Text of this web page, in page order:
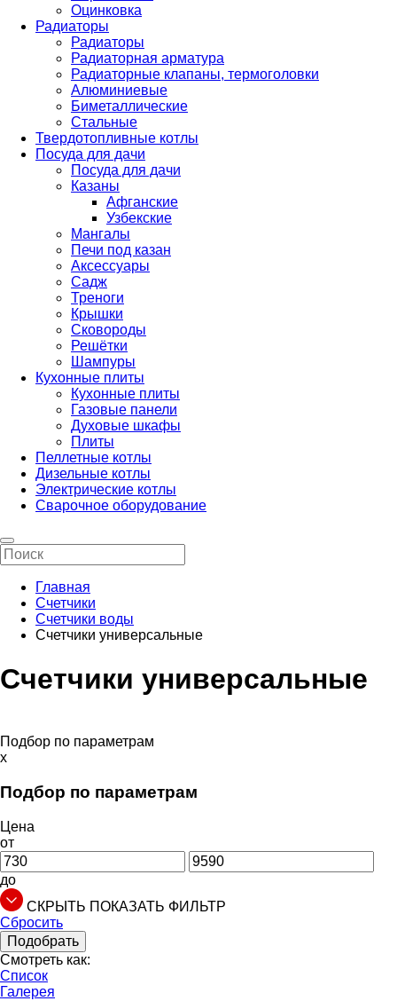
Оцинковка
Радиаторы
Радиаторы
Радиаторная арматура
Радиаторные клапаны, термоголовки
Алюминиевые
Биметаллические
Стальные
Твердотопливные котлы
Посуда для дачи
Посуда для дачи
Казаны
Афганские
Узбекские
Мангалы
Печи под казан
Аксессуары
Садж
Треноги
Крышки
Сковороды
Решётки
Шампуры
Кухонные плиты
Кухонные плиты
Газовые панели
Духовые шкафы
Плиты
Пеллетные котлы
Дизельные котлы
Электрические котлы
Сварочное оборудование
Главная
Счетчики
Счетчики воды
Счетчики универсальные
Счетчики универсальные
Подбор по параметрам
x
Подбор по параметрам
Цена
от
до
СКРЫТЬ ПОКАЗАТЬ ФИЛЬТР
Сбросить
Подобрать
Смотреть как:
Список
Галерея